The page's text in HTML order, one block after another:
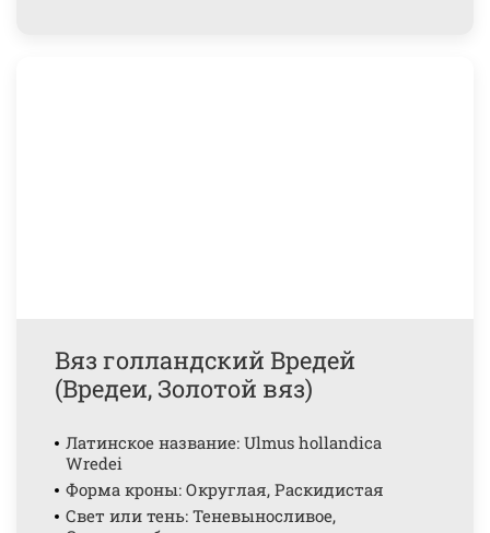
Вяз голландский Вредей
(Вредеи, Золотой вяз)
Латинское название: Ulmus hollandica
Wredei
Форма кроны: Округлая, Раскидистая
Свет или тень: Теневыносливое,